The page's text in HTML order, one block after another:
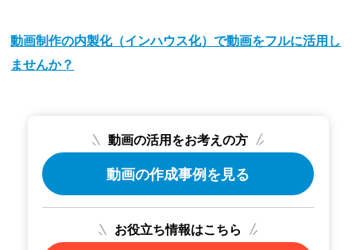
動画制作の内製化（インハウス化）で動画をフルに活用し
ませんか？
動画の活用をお考えの方
動画の作成事例を見る
お役立ち情報はこちら